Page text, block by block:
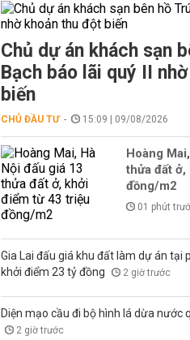
Chủ dự án khách sạn
Bạch báo lãi quý II
biến
CHỦ ĐẦU TƯ 15:09 | 09/08/2026
Hoàng
thửa đất
đồng/m2
01 phút
Gia Lai đấu giá khu đất làm dự án tại
khởi điểm 23 tỷ đồng
2 giờ trước
Diện mạo cầu đi bộ hình lá dừa nước
2 giờ trước